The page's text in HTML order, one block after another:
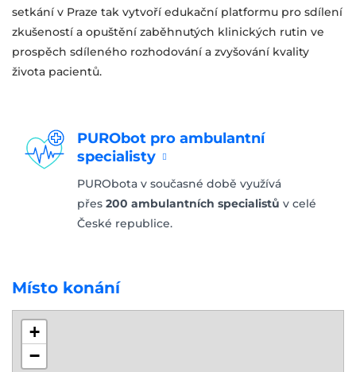
setkání v Praze tak vytvoří edukační platformu pro sdílení
zkušeností a opuštění zaběhnutých klinických rutin ve
prospěch sdíleného rozhodování a zvyšování kvality
života pacientů.
PURObot pro ambulantní
specialisty
PURObota v současné době využívá
přes 200 ambulantních specialistů v celé
České republice.
Místo konání
+
−